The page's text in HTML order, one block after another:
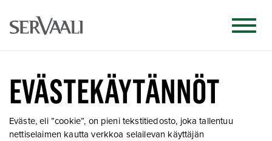
EVÄSTEKÄYTÄNNÖT
Eväste, eli ”cookie”, on pieni tekstitiedosto, joka tallentuu
nettiselaimen kautta verkkoa selailevan käyttäjän